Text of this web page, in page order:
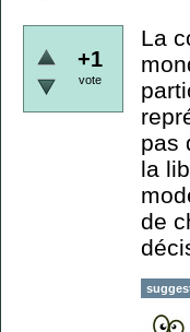
+1
vote
La
pas
la
de